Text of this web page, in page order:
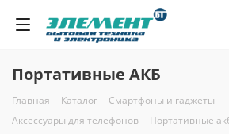
Портативные АКБ
Главная - Каталог - Смартфоны и гаджеты -
Аксессуары для телефонов - Портативные